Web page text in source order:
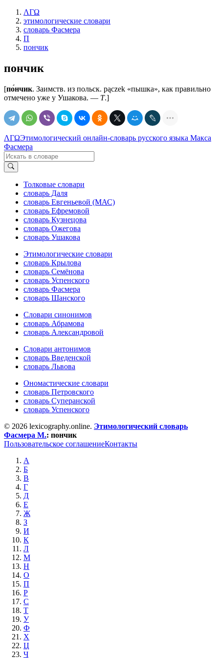
ΛΓΩ
этимологические словари
словарь Фасмера
П
пончик
пончик
[по́нчик. Заимств. из польск. pączek «пышка», как правильно
отмечено уже у Ушакова. — Т.]
ΛΓΩЭтимологический онлайн-словарь русского языка Макса
Фасмера
Толковые словари
словарь Даля
словарь Евгеньевой (МАС)
словарь Ефремовой
словарь Кузнецова
словарь Ожегова
словарь Ушакова
Этимологические словари
словарь Крылова
словарь Семёнова
словарь Успенского
словарь Фасмера
словарь Шанского
Словари синонимов
словарь Абрамова
словарь Александровой
Словари антонимов
словарь Введенской
словарь Львова
Ономастические словари
словарь Петровского
словарь Суперанской
словарь Успенского
© 2026 lexicography.online. Этимологический словарь
Фасмера М.: пончик
Пользовательское соглашениеКонтакты
А
Б
В
Г
Д
Е
Ж
З
И
К
Л
М
Н
О
П
Р
С
Т
У
Ф
Х
Ц
Ч